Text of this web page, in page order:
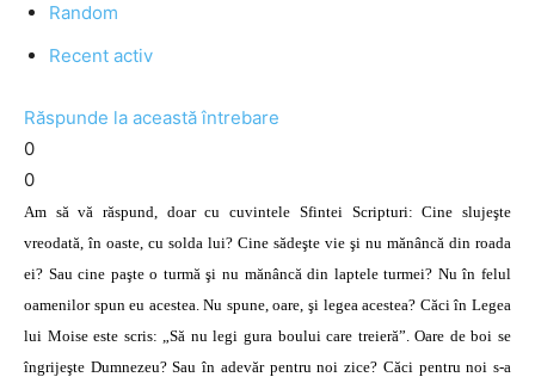
Random
Recent activ
Răspunde la această întrebare
0
0
Am să vă răspund, doar cu cuvintele Sfintei Scripturi: Cine slujeşte
vreodată, în oaste, cu solda lui? Cine sădeşte vie şi nu mănâncă din roada
ei? Sau cine paşte o turmă şi nu mănâncă din laptele turmei? Nu în felul
oamenilor spun eu acestea. Nu spune, oare, şi legea acestea? Căci în Legea
lui Moise este scris: „Să nu legi gura boului care treieră”. Oare de boi se
îngrijeşte Dumnezeu? Sau în adevăr pentru noi zice? Căci pentru noi s-a